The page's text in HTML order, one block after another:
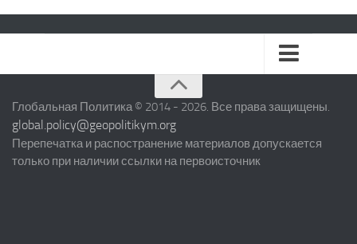
БЛИЖНИЙ ВОСТОК
ЕВРОПЕЙСКИЙ СОЮЗ
СЕВЕРНАЯ АМЕРИКА
Глобальная Политика © 2014 - 2026. Все права защищены.
global.policy@geopolitikym.org
Перепечатка и распостранение материалов допускается
только при наличии ссылки на первоисточник